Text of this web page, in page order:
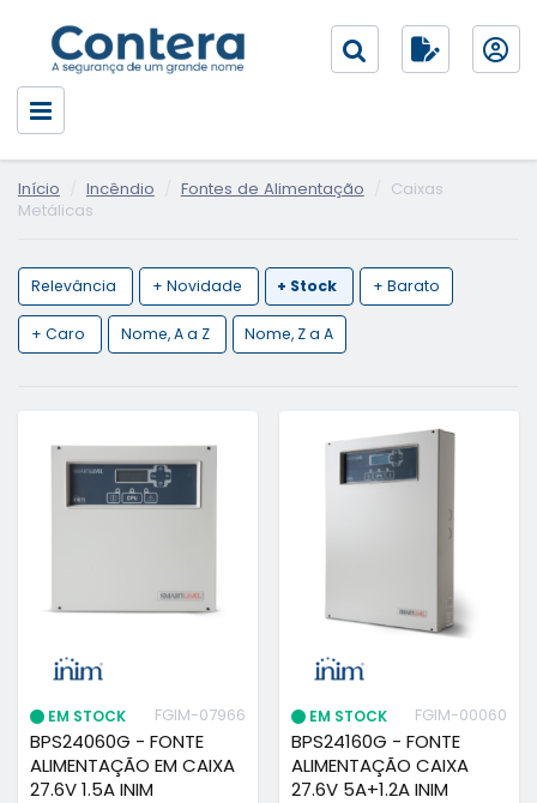
Início Incêndio Fontes de Alimentação
Caixas
Metálicas
Relevância + Novidade + Stock + Barato
+ Caro Nome, A a Z Nome, Z a A
EM STOCK FGIM-07966
BPS24060G - FONTE
ALIMENTAÇÃO EM CAIXA
27.6V 1.5A INIM
EM STOCK FGIM-00060
BPS24160G - FONTE
ALIMENTAÇÃO CAIXA
27.6V 5A+1.2A INIM